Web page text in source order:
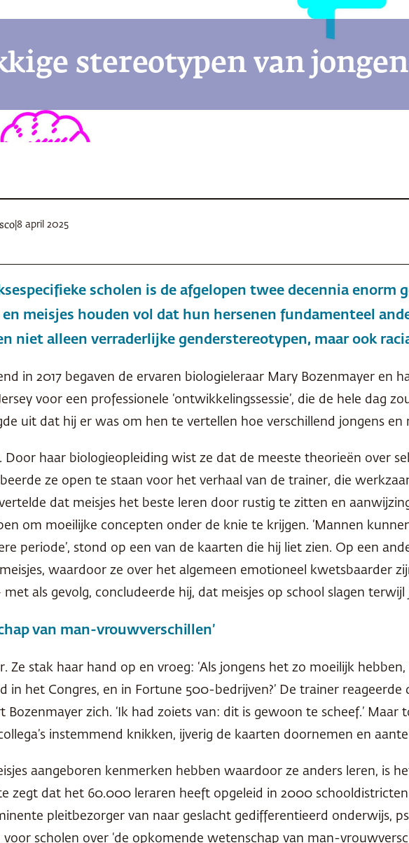
stereotypen van
8 april 2025
scholen is de afgelopen twee decennia enorm
meisjes houden vol dat hun hersenen fundamenteel
niet alleen verraderlijke genderstereotypen, maar ook
in 2017 begaven de ervaren biologieleraar Mary Bozenmayer en
voor een professionele ‘ontwikkelingssessie’, die de hele dag
uit dat hij er was om hen te vertellen hoe verschillend jongens en
Door haar biologieopleiding wist ze dat de meeste theorieën over
ze open te staan voor het verhaal van de trainer, die
dat meisjes het beste leren door rustig te zitten en
om moeilijke concepten onder de knie te krijgen. ‘Mannen
periode’, stond op een van de kaarten die hij liet zien. Op een
waardoor ze over het algemeen emotioneel kwetsbaarder
met als gevolg, concludeerde hij, dat meisjes op school slagen
van man-vrouwverschillen’
Ze stak haar hand op en vroeg: ‘Als jongens het zo moeilijk
in het Congres, en in Fortune 500-bedrijven?’ De trainer reageerde
Bozenmayer zich. ‘Ik had zoiets van: dit is gewoon te scheef.’
instemmend knikken, ijverig de kaarten doornemen en
aangeboren kenmerken hebben waardoor ze anders leren, is
zegt dat het 60.000 leraren heeft opgeleid in 2000
pleitbezorger van naar geslacht gedifferentieerd onderwijs,
scholen over ‘de opkomende wetenschap van man-